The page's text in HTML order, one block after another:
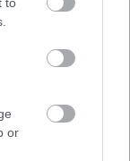
or
ସ୍ୱର ସହିତ,
ଏବଂ ଉଷ୍ମର ଛାପକୁ
କରେ ଯାହା
ବେକଡ୍ ସାମଗ୍ରୀ
ଆହ୍ବାନ
ମସଲାଗୁଡ଼ିକୁ
ଷ୍ଟଲ୍ ଉପରେ
ଏବଂ